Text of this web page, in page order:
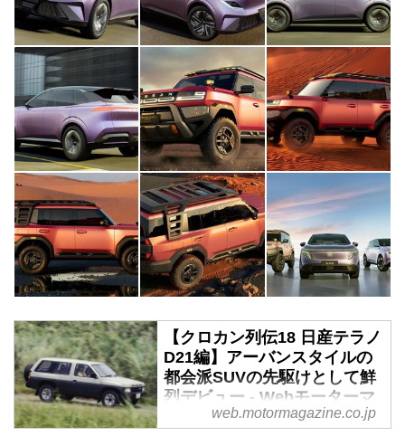
【クロカン列伝18 日産テラノ
D21編】アーバンスタイルの
都会派SUVの先駆けとして鮮
烈デビュー - Webモーターマ
ガジンweb.motormagazine.co.jp